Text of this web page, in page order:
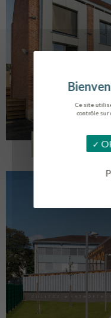
Ce site
contrôle sur
LOG. JEUNES